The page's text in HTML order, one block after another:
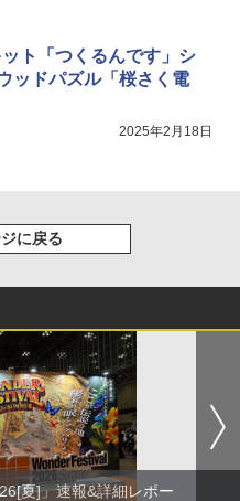
ト「つくるんです」シ
ッドパズル「桜さく電
2025年2月18日
に戻る
夏]」速報&詳細レポー